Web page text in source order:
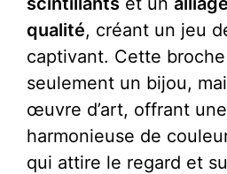
qualité, créant un jeu
captivant. Cette broche
seulement un bijou,
œuvre d’art, offrant
harmonieuse de
qui attire le regard et